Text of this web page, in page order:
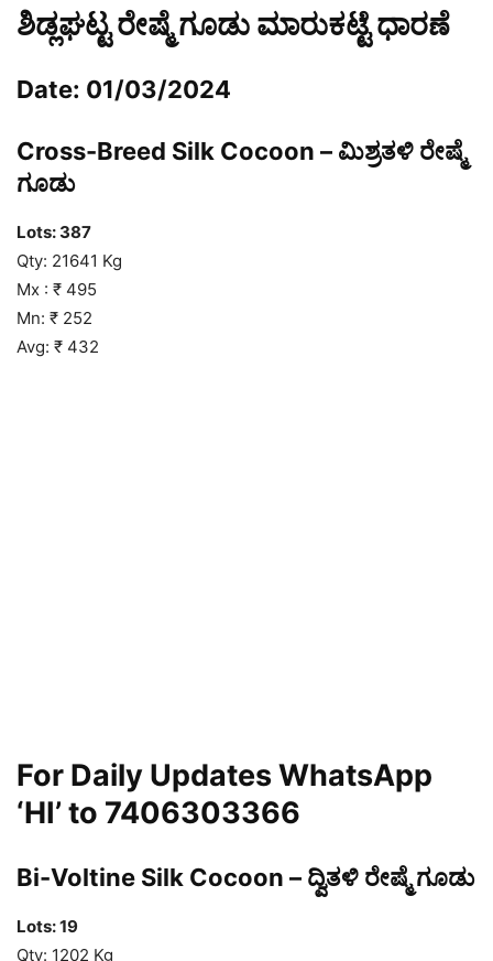
ಶಿಡ್ಲಘಟ್ಟ ರೇಷ್ಮೆ ಗೂಡು ಮಾರುಕಟ್ಟೆ ಧಾರಣೆ
Date: 01/03/2024
Cross-Breed Silk Cocoon – ಮಿಶ್ರತಳಿ ರೇಷ್ಮೆ
ಗೂಡು
Lots: 387
Qty: 21641 Kg
Mx : ₹ 495
Mn: ₹ 252
Avg: ₹ 432
For Daily Updates WhatsApp
‘HI’ to 7406303366
Bi-Voltine Silk Cocoon – ದ್ವಿತಳಿ ರೇಷ್ಮೆ ಗೂಡು
Lots: 19
Qty: 1202 Kg